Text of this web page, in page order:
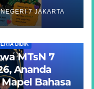
7 JAKARTA
DIDIK
MTsN 7
Ananda
Bahasa